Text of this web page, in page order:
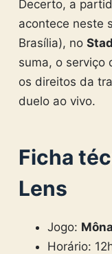
Decerto, a
acontece neste
Brasília), no
suma, o serviço
os direitos da
duelo ao vivo.
Ficha
Lens
Jogo:
Horário: